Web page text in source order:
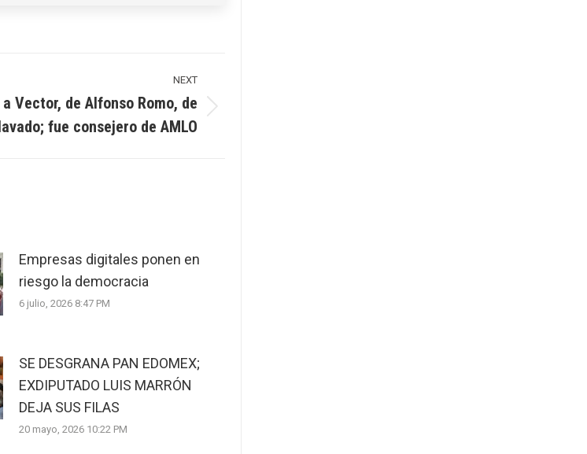
NEXT
a Vector, de Alfonso Romo, de
fue consejero de AMLO
Empresas digitales ponen en
riesgo la democracia
6 julio, 2026 8:47 PM
SE DESGRANA PAN EDOMEX;
EXDIPUTADO LUIS MARRÓN
DEJA SUS FILAS
20 mayo, 2026 10:22 PM